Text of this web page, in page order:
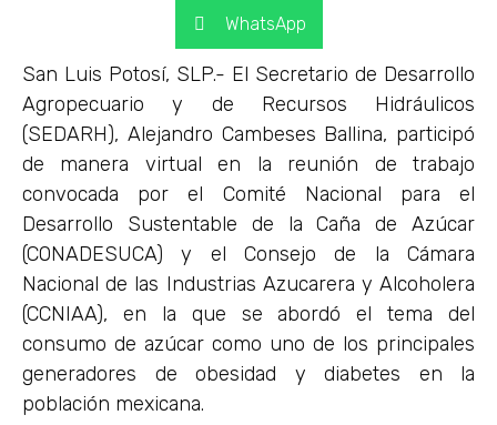
WhatsApp
San Luis Potosí, SLP.- El Secretario de Desarrollo
Agropecuario y de Recursos Hidráulicos
(SEDARH), Alejandro Cambeses Ballina, participó
de manera virtual en la reunión de trabajo
convocada por el Comité Nacional para el
Desarrollo Sustentable de la Caña de Azúcar
(CONADESUCA) y el Consejo de la Cámara
Nacional de las Industrias Azucarera y Alcoholera
(CCNIAA), en la que se abordó el tema del
consumo de azúcar como uno de los principales
generadores de obesidad y diabetes en la
población mexicana.